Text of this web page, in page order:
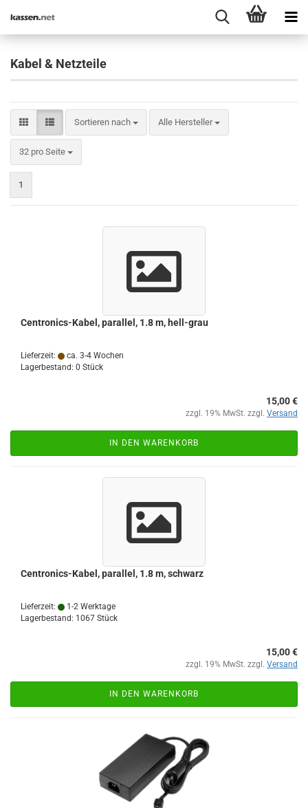
Kabel & Netzteile
Sortieren nach
Sortieren nach Alle Hersteller
32 pro Seite
pro Seite
1
Centronics-Kabel, parallel, 1.8 m, hell-grau
Lieferzeit:
ca. 3-4 Wochen
Lagerbestand: 0 Stück
15,00 €
zzgl. 19% MwSt. zzgl. Versand
IN DEN WARENKORB
Centronics-Kabel, parallel, 1.8 m, schwarz
Lieferzeit:
1-2 Werktage
Lagerbestand: 1067 Stück
15,00 €
zzgl. 19% MwSt. zzgl. Versand
IN DEN WARENKORB